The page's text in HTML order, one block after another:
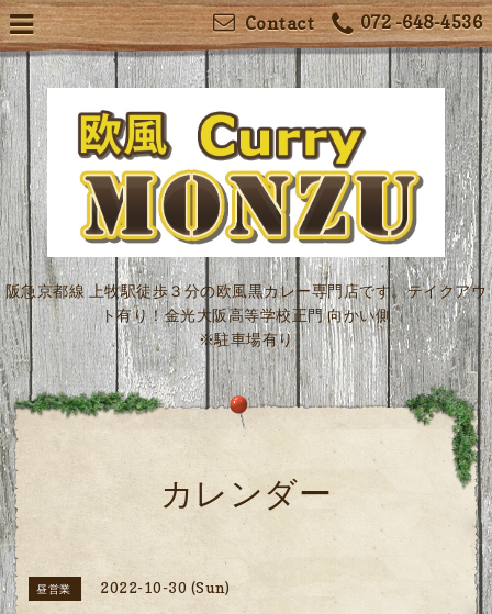
072 -648-4536
Contact
阪急京都線 上牧駅徒歩３分の欧風黒カレー専門店です。テイクアウ
ト有り！金光大阪高等学校正門 向かい側
※駐車場有り
カレンダー
昼営業 2022-10-30 (Sun)